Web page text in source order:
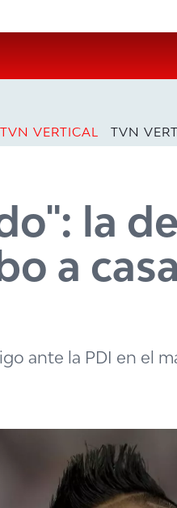
VERTICAL TVN
la
a
ante la PDI en el